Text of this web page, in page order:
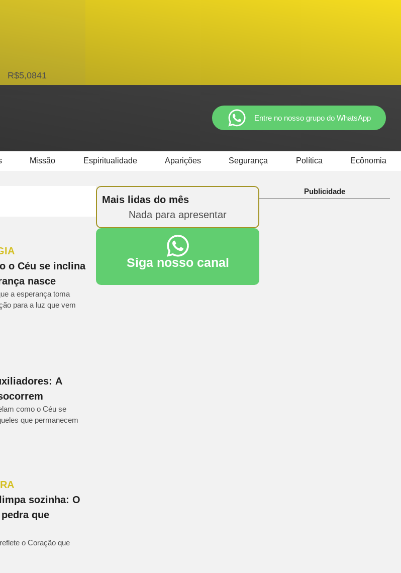
R$5,0841
Entre no nosso grupo do WhatsApp
Missão Espiritualidade Aparições Segurança Política Ecônomia
o Céu se inclina
nasce
a esperança toma
para a luz que vem
A
como o Céu se
que permanecem
sozinha: O
que
o Coração que
Mais lidas do mês
Nada para apresentar
Siga nosso canal
Publicidade